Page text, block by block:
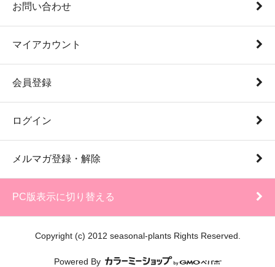
お問い合わせ
マイアカウント
会員登録
ログイン
メルマガ登録・解除
PC版表示に切り替える
Copyright (c) 2012 seasonal-plants Rights Reserved.
Powered By